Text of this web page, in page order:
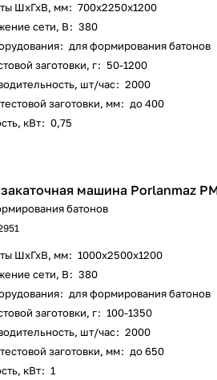
ШхГхВ, мм: 700х2250х1200
сети, В: 380
: для формирования батонов
заготовки, г: 50-1200
шт/час: 2000
заготовки, мм: до 400
кВт: 0,75
машина Porlanmaz
батонов
ШхГхВ, мм: 1000х2500х1200
сети, В: 380
: для формирования батонов
заготовки, г: 100-1350
шт/час: 2000
заготовки, мм: до 650
кВт: 1